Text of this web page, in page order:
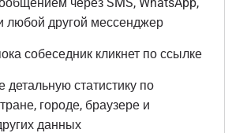
любой другой мессенджер
собеседник кликнет по ссылке
детальную статистику по
городе, браузере и
данных